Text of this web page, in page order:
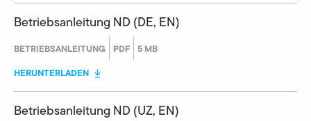
Betriebsanleitung ND (DE, EN)
BETRIEBSANLEITUNG PDF 5 MB
HERUNTERLADEN
Betriebsanleitung ND (UZ, EN)